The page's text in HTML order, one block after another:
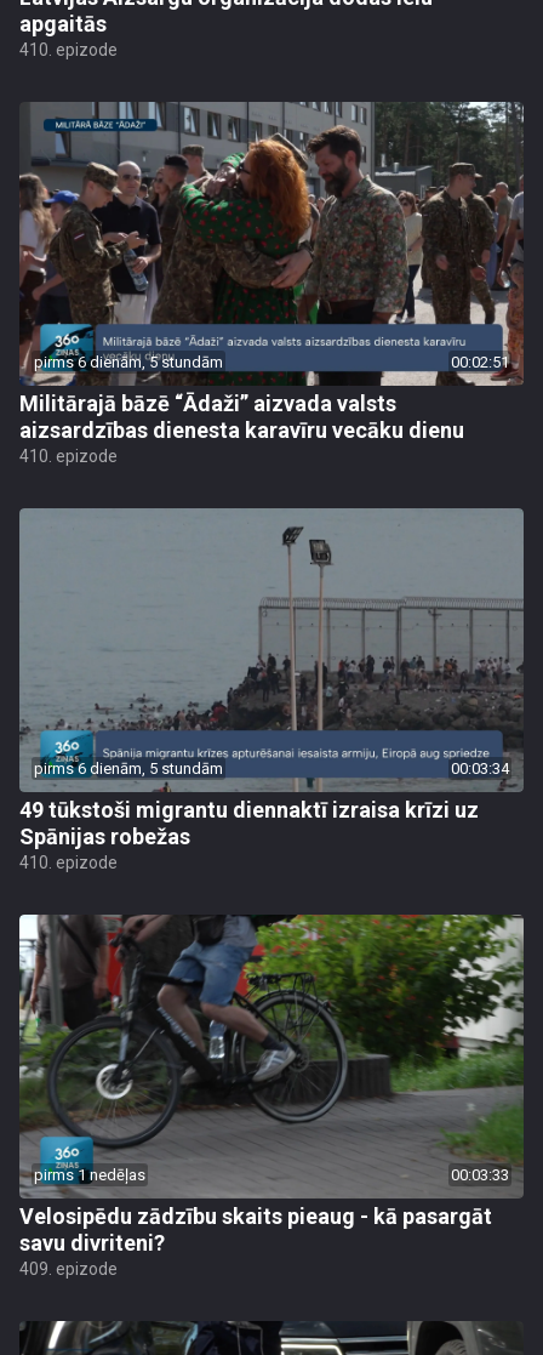
apgaitās
410. epizode
pirms 6 dienām, 5 stundām 00:02:51
Militārajā bāzē “Ādaži” aizvada valsts
aizsardzības dienesta karavīru vecāku dienu
410. epizode
pirms 6 dienām, 5 stundām 00:03:34
49 tūkstoši migrantu diennaktī izraisa krīzi uz
Spānijas robežas
410. epizode
pirms 1 nedēļas 00:03:33
Velosipēdu zādzību skaits pieaug - kā pasargāt
savu divriteni?
409. epizode